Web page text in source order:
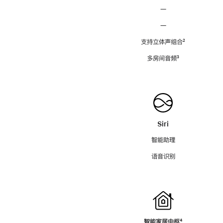
—
—
支持立体声组合脚
²
多房间音频脚
³
Siri
智能助理
语音识别
智能家居中枢脚
⁴